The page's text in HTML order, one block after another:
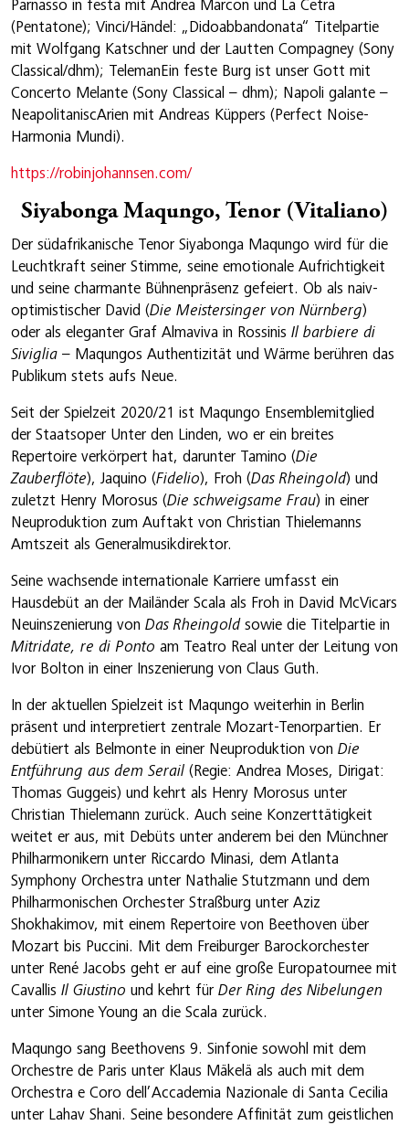
Parnasso in festa mit Andrea Marcon und La Cetra
(Pentatone); Vinci/Händel: „Didoabbandonata“ Titelpartie
mit Wolfgang Katschner und der Lautten Compagney (Sony
Classical/dhm); TelemanEin feste Burg ist unser Gott mit
Concerto Melante (Sony Classical – dhm); Napoli galante –
NeapolitaniscArien mit Andreas Küppers (Perfect Noise-
Harmonia Mundi).
https://robinjohannsen.com/
Siyabonga Maqungo, Tenor (Vitaliano)
Der südafrikanische Tenor Siyabonga Maqungo wird für die
Leuchtkraft seiner Stimme, seine emotionale Aufrichtigkeit
und seine charmante Bühnenpräsenz gefeiert. Ob als naiv-
optimistischer David (Die Meistersinger von Nürnberg)
oder als eleganter Graf Almaviva in Rossinis Il barbiere di
Siviglia – Maqungos Authentizität und Wärme berühren das
Publikum stets aufs Neue.
Seit der Spielzeit 2020/21 ist Maqungo Ensemblemitglied
der Staatsoper Unter den Linden, wo er ein breites
Repertoire verkörpert hat, darunter Tamino (Die
Zauberflöte), Jaquino (Fidelio), Froh (Das Rheingold) und
zuletzt Henry Morosus (Die schweigsame Frau) in einer
Neuproduktion zum Auftakt von Christian Thielemanns
Amtszeit als Generalmusikdirektor.
Seine wachsende internationale Karriere umfasst ein
Hausdebüt an der Mailänder Scala als Froh in David McVicars
Neuinszenierung von Das Rheingoldsowie die Titelpartie in
Mitridate, re di Ponto am Teatro Real unter der Leitung von
Ivor Bolton in einer Inszenierung von Claus Guth.
In der aktuellen Spielzeit ist Maqungo weiterhin in Berlin
präsent und interpretiert zentrale Mozart-Tenorpartien. Er
debütiert als Belmonte in einer Neuproduktion von Die
Entführung aus dem Serail (Regie: Andrea Moses, Dirigat:
Thomas Guggeis) und kehrt als Henry Morosus unter
Christian Thielemann zurück. Auch seine Konzerttätigkeit
weitet er aus, mit Debüts unter anderem bei den Münchner
Philharmonikern unter Riccardo Minasi, dem Atlanta
Symphony Orchestra unter Nathalie Stutzmann und dem
Philharmonischen Orchester Straßburg unter Aziz
Shokhakimov, mit einem Repertoire von Beethoven über
Mozart bis Puccini. Mit dem Freiburger Barockorchester
unter René Jacobs geht er auf eine große Europatournee mit
Cavallis Il Giustino und kehrt für Der Ring des Nibelungen
unter Simone Young an die Scala zurück.
Maqungo sang Beethovens 9. Sinfonie sowohl mit dem
Orchestre de Paris unter Klaus Mäkelä als auch mit dem
Orchestra e Coro dell’Accademia Nazionale di Santa Cecilia
unter Lahav Shani. Seine besondere Affinität zum geistlichen